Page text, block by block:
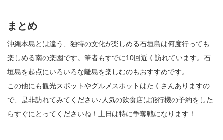
まとめ
沖縄本島とは違う、独特の文化が楽しめる石垣島は何度行っても
楽しめる南の楽園です。筆者もすでに10回近く訪れています。石
垣島を起点にいろいろな離島を楽しむのもおすすめです。
この他にも観光スポットやグルメスポットはたくさんありますの
で、是非訪れてみてください♪人気の飲食店は飛行機の予約をした
らすぐにとってくださいね！土日は特に争奪戦になります！